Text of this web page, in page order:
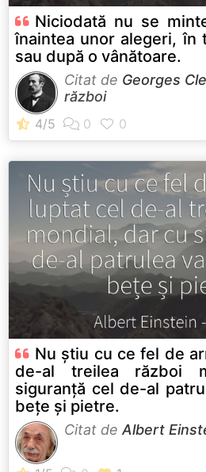
Niciodată nu se
înaintea unor alegeri, în
sau după o vânătoare.
Citat de Georges
război
Nu știu cu ce fel de
de-al treilea război
siguranță cel de-al
bețe și pietre.
Citat de Albert